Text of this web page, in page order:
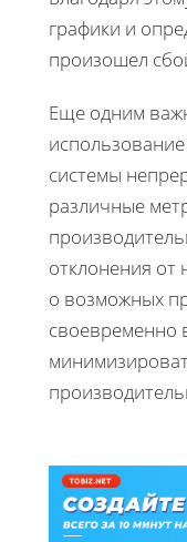
графики и
произошел
Еще одним
системы
различные
отклонения
о возможных
своевременно